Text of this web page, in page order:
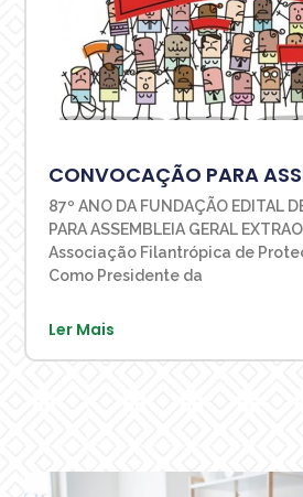
CONVOCAÇÃO PARA
87º ANO DA FUNDAÇÃO EDITAL
PARA ASSEMBLEIA GERAL
Associação Filantrópica de
Como Presidente da
Ler Mais